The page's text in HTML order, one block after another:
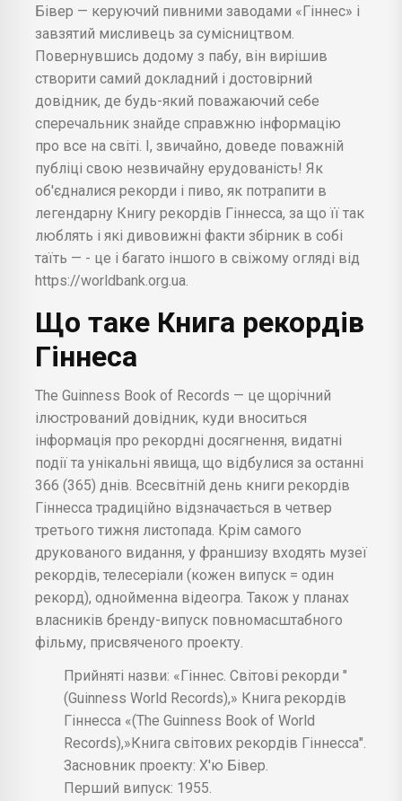
Бівер — керуючий пивними заводами «Гіннес» і
завзятий мисливець за сумісництвом.
Повернувшись додому з пабу, він вирішив
створити самий докладний і достовірний
довідник, де будь-який поважаючий себе
сперечальник знайде справжню інформацію
про все на світі. І, звичайно, доведе поважній
публіці свою незвичайну ерудованість! Як
об'єдналися рекорди і пиво, як потрапити в
легендарну Книгу рекордів Гіннесса, за що її так
люблять і які дивовижні факти збірник в собі
таїть — - це і багато іншого в свіжому огляді від
https://worldbank.org.ua.
Що таке Книга рекордів
Гіннеса
The Guinness Book of Records — це щорічний
ілюстрований довідник, куди вноситься
інформація про рекордні досягнення, видатні
події та унікальні явища, що відбулися за останні
366 (365) днів. Всесвітній день книги рекордів
Гіннесса традиційно відзначається в четвер
третього тижня листопада. Крім самого
друкованого видання, у франшизу входять музеї
рекордів, телесеріали (кожен випуск = один
рекорд), однойменна відеогра. Також у планах
власників бренду-випуск повномасштабного
фільму, присвяченого проекту.
Прийняті назви: «Гіннес. Світові рекорди "
(Guinness World Records),» Книга рекордів
Гіннесса «(The Guinness Book of World
Records),»Книга світових рекордів Гіннесса".
Засновник проекту: Х'ю Бівер.
Перший випуск: 1955.